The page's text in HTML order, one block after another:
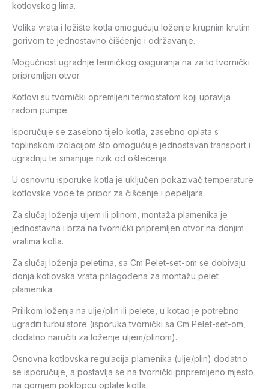
kotlovskog lima.
Velika vrata i ložište kotla omogućuju loženje krupnim krutim
gorivom te jednostavno čišćenje i održavanje.
Mogućnost ugradnje termičkog osiguranja na za to tvornički
pripremljen otvor.
Kotlovi su tvornički opremljeni termostatom koji upravlja
radom pumpe.
Isporučuje se zasebno tijelo kotla, zasebno oplata s
toplinskom izolacijom što omogućuje jednostavan transport i
ugradnju te smanjuje rizik od oštećenja.
U osnovnu isporuke kotla je uključen pokazivač temperature
kotlovske vode te pribor za čišćenje i pepeljara.
Za slučaj loženja uljem ili plinom, montaža plamenika je
jednostavna i brza na tvornički pripremljen otvor na donjim
vratima kotla.
Za slučaj loženja peletima, sa Cm Pelet-set-om se dobivaju
donja kotlovska vrata prilagođena za montažu pelet
plamenika.
Prilikom loženja na ulje/plin ili pelete, u kotao je potrebno
ugraditi turbulatore (isporuka tvornički sa Cm Pelet-set-om,
dodatno naručiti za loženje uljem/plinom).
Osnovna kotlovska regulacija plamenika (ulje/plin) dodatno
se isporučuje, a postavlja se na tvornički pripremljeno mjesto
na gornjem poklopcu oplate kotla.